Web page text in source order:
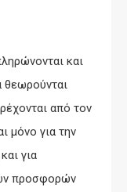
και
θεωρούνται
από τον
μόνο για την
για
προσφορών